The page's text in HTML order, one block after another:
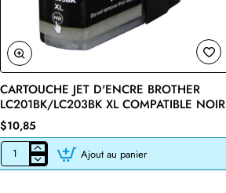
🔥 Bestseller
CARTOUCHE JET D'ENCRE BROTHER
LC201BK/LC203BK XL COMPATIBLE NOIR
$10,85
CARTOUCHE
JET
Ajout au panier